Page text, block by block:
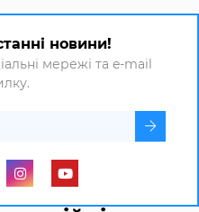
новини!
мережі та e-mail